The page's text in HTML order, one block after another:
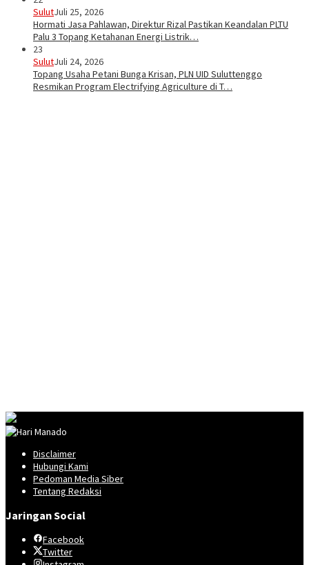
SulutJuli 25, 2026
Hormati Jasa Pahlawan, Direktur Rizal Pastikan Keandalan PLTU
Palu 3 Topang Ketahanan Energi Listrik…
23
SulutJuli 24, 2026
Topang Usaha Petani Bunga Krisan, PLN UID Suluttenggo
Resmikan Program Electrifying Agriculture di T…
Disclaimer
Hubungi Kami
Pedoman Media Siber
Tentang Redaksi
Jaringan Social
Facebook
Twitter